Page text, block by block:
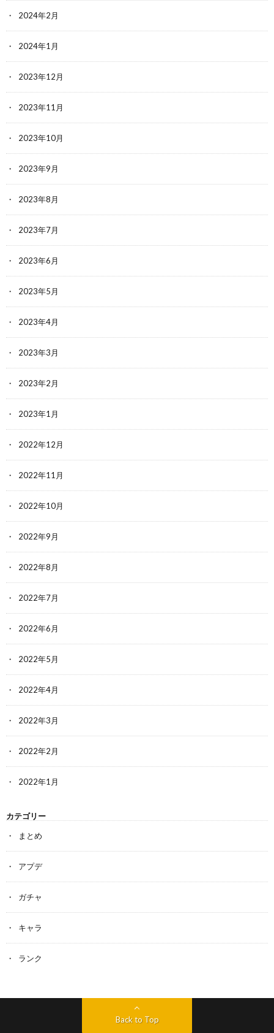
2024年2月
2024年1月
2023年12月
2023年11月
2023年10月
2023年9月
2023年8月
2023年7月
2023年6月
2023年5月
2023年4月
2023年3月
2023年2月
2023年1月
2022年12月
2022年11月
2022年10月
2022年9月
2022年8月
2022年7月
2022年6月
2022年5月
2022年4月
2022年3月
2022年2月
2022年1月
カテゴリー
まとめ
アプデ
ガチャ
キャラ
ランク
Back to Top